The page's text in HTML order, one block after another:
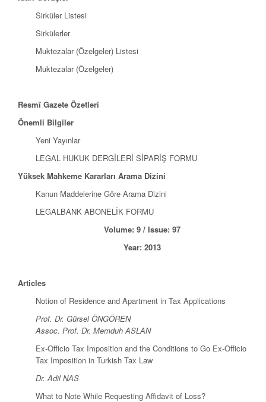
Sirküler Listesi
Sirkülerler
Muktezalar (Özelgeler) Listesi
Muktezalar (Özelgeler)
Resmî Gazete Özetleri
Önemli Bilgiler
Yeni Yayınlar
LEGAL HUKUK DERGİLERİ SİPARİŞ FORMU
Yüksek Mahkeme Kararları Arama Dizini
Kanun Maddelerine Göre Arama Dizini
LEGALBANK ABONELİK FORMU
Volume: 9 / Issue: 97
Year: 2013
Articles
Notion of Residence and Apartment in Tax Applications
Prof. Dr. Gürsel ÖNGÖREN
Assoc. Prof. Dr. Memduh ASLAN
Ex-Officio Tax Imposition and the Conditions to Go Ex-Officio
Tax Imposition in Turkish Tax Law
Dr. Adil NAS
What to Note While Requesting Affidavit of Loss?